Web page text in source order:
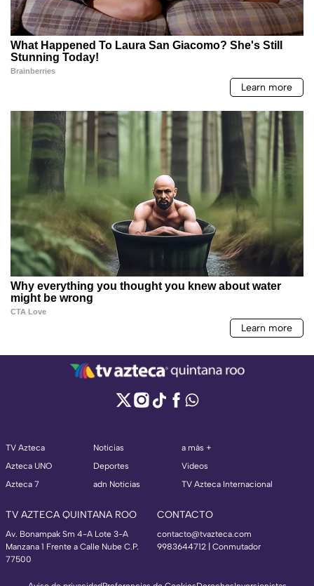
TV Azteca
Azteca UNO
Azteca 7
Noticias
Deportes
adn Noticias
a más +
Videos
TV Azteca Internacional
TV AZTECA QUINTANA ROO
Av. Bonampak Sm 4-A Lote 3-A
Manzana 1 Frente a Calle Nube C.P.
77500
CONTACTO
contacto@tvazteca.com
9983644712 | Conmutador